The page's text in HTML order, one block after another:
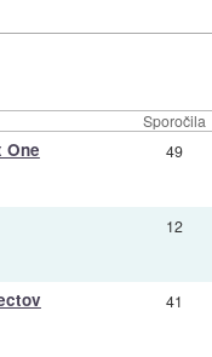
Sporočila
One 49
12
41